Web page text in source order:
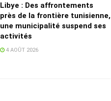
Libye : Des affrontements
près de la frontière tunisienne,
une municipalité suspend ses
activités
4 AOÛT 2026